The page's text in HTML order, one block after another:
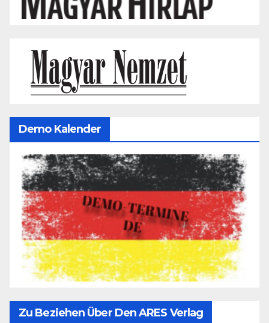
Demo Kalender
Zu Beziehen Über Den ARES Verlag